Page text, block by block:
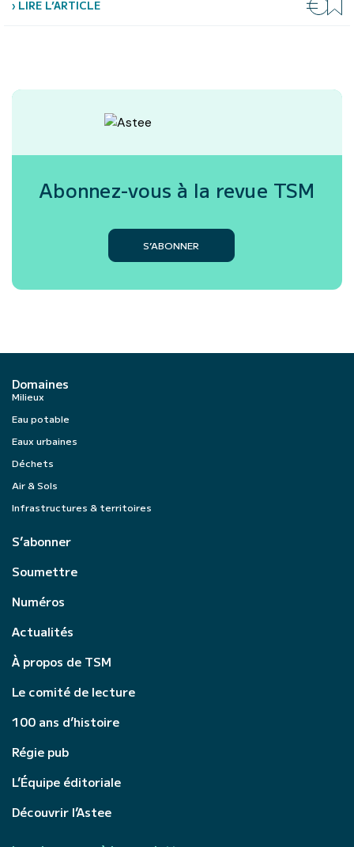
› LIRE L’ARTICLE
Abonnez-vous à la revue TSM
S’ABONNER
Domaines
Milieux
Eau potable
Eaux urbaines
Déchets
Air & Sols
Infrastructures & territoires
S’abonner
Soumettre
Numéros
Actualités
À propos de TSM
Le comité de lecture
100 ans d’histoire
Régie pub
L’Équipe éditoriale
Découvrir l’Astee